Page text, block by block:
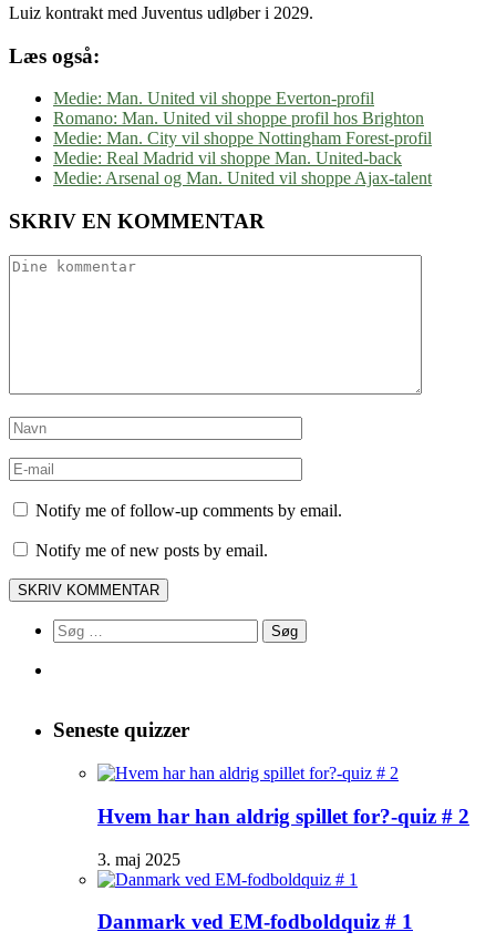
Luiz kontrakt med Juventus udløber i 2029.
Læs også:
Medie: Man. United vil shoppe Everton-profil
Romano: Man. United vil shoppe profil hos Brighton
Medie: Man. City vil shoppe Nottingham Forest-profil
Medie: Real Madrid vil shoppe Man. United-back
Medie: Arsenal og Man. United vil shoppe Ajax-talent
SKRIV EN KOMMENTAR
Notify me of follow-up comments by email.
Notify me of new posts by email.
Søg
efter:
Seneste quizzer
Hvem har han aldrig spillet for?-quiz # 2
3. maj 2025
Danmark ved EM-fodboldquiz # 1